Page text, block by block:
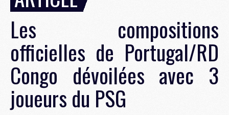
Les compositions
officielles de Portugal/RD
Congo dévoilées avec 3
joueurs du PSG